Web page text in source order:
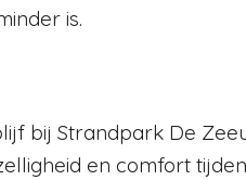
is.
bij Strandpark De
en comfort